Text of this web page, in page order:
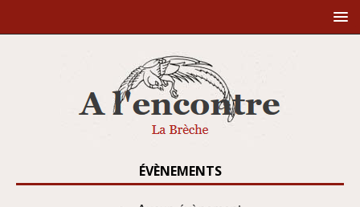
ÉVÈNEMENTS